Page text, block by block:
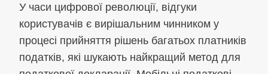
У часи цифрової революції, відгуки
користувачів є вирішальним чинником у
процесі прийняття рішень багатьох платників
податків, які шукають найкращий метод для